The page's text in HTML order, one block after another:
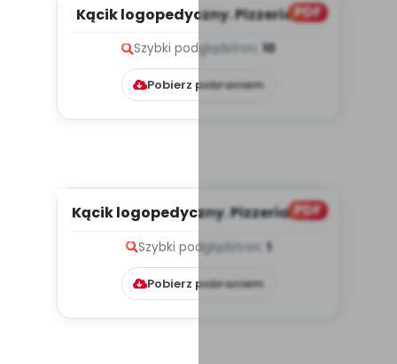
PDF
Kącik logopedyczny. Pizzeria, cz.
Szybki podgląd stron: 10
Pobierz pobraniem
PDF
Kącik logopedyczny. Pizzeria, cz. 1
Szybki podglądstron: 1
Pobierz pobraniem